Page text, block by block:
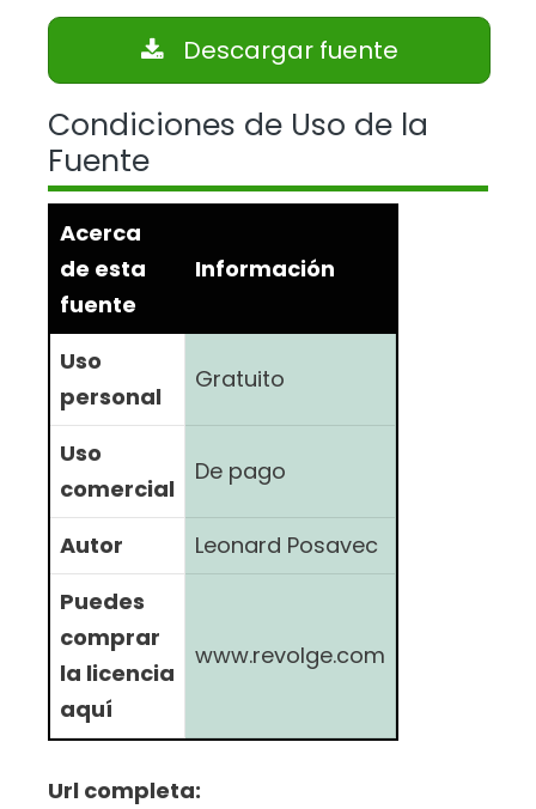
Descargar fuente
Condiciones de Uso de la
Fuente
Acerca
de esta
fuente
Información
Uso
personal
Gratuito
Uso
comercial
De pago
Autor
Leonard Posavec
Puedes
comprar
la licencia
aquí
www.revolge.com
Url completa: